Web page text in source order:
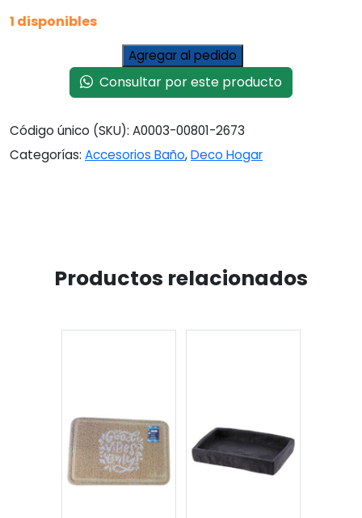
1 disponibles
Jabonera
Stone
Negra
Agregar al pedido
Consultar por este producto
Código único (SKU): A0003-00801-2673
Categorías: Accesorios Baño,Deco Hogar
Productos relacionados